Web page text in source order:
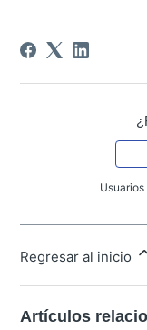
Regresar al inicio
Artículos